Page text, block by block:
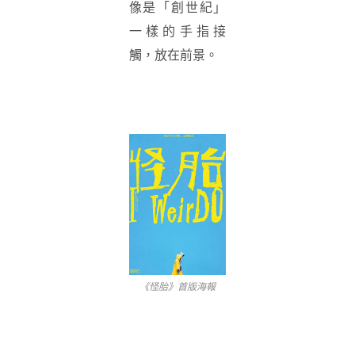
像是「創世紀」
一樣的手指接
觸，放在前景。
《怪胎》首版海報